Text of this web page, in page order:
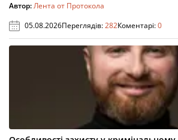
Автор:Лента от Протокола
05.08.2026Переглядів:282Коментарі:0